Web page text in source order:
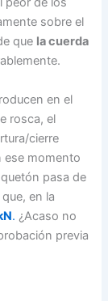
sobre el
que la cuerda
en el
rosca, el
cierre
ese momento
pasa de
en la
. ¿Acaso no
previa